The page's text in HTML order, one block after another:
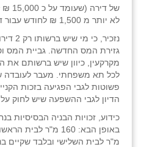
של
לא יותר מ 1,500 ₪ לחודש עבור דירה (18,000 ₪ לשנה).
נזכיר,
גזירת המס החדשה. גביית המס
מקרקעין, כיוון שיש ברשותם את
לכל תא משפחתי. מעבר לעובדה
פשוטות לגבי הפגיעה בזכות
הדיון לגבי ההשפעה שיש לחוק על
מ"ר לבית השלישי ובלבד שקיים
חמרה
חרב לאת
יבול (מורג)
יקנעם
כליל
יד השמונה